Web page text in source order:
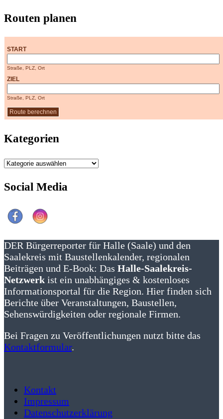
Routen planen
START
Straße, PLZ, Ort
ZIEL
Straße, PLZ, Ort
Kategorien
Kategorien
Social Media
DER Bürgerreporter für Halle (Saale) und den
Saalekreis mit Baustellenkalender, regionalen
Beiträgen und E-Book: Das Halle-Saalekreis-
Netzwerk ist ein unabhängiges & kostenloses
Informationsportal für die Region. Hier finden sich
Berichte über Veranstaltungen, Baustellen,
Sehenswürdigkeiten oder regionale Firmen.
Bei Fragen zu Veröffentlichungen nutzt bitte das
Kontaktformular.
Kontakt
Impressum
Datenschutzerklärung